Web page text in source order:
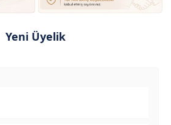
Yeni Üyelik